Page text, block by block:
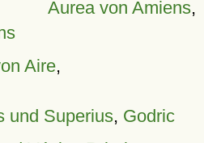
Aurea von Amiens,
Aire,
und Superius, Godric